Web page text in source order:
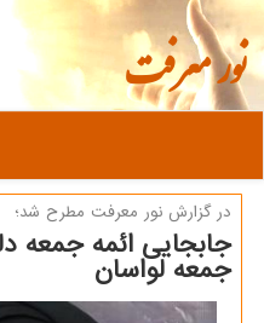
نور معرفت
در گزارش نور معرفت مطرح شد؛
جابجایی ائمه جمعه
جمعه لواسان